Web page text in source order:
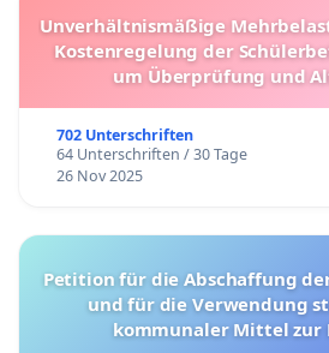
Unverhältnismäßige
Kostenregelung der
um Überprüfung und
702 Unterschriften
64 Unterschriften / 30 Tage
26 Nov 2025
Petition für die Abschaffung der Tötungsstationen
und für die Verwendung
kommunaler Mittel zur